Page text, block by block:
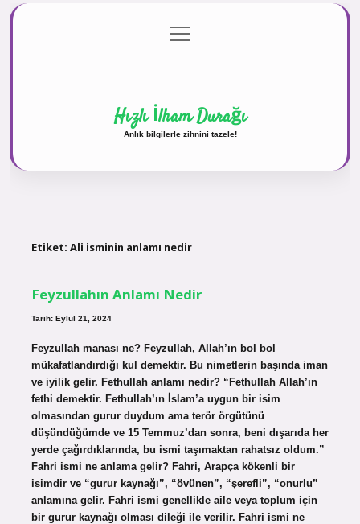
Gizlilik Politikası
menüyü
aç
Hızlı İlham Durağı
Anlık bilgilerle zihnini tazele!
Etiket: Ali isminin anlamı nedir
Feyzullahın Anlamı Nedir
Tarih: Eylül 21, 2024
Feyzullah manası ne? Feyzullah, Allah’ın bol bol
mükafatlandırdığı kul demektir. Bu nimetlerin başında iman
ve iyilik gelir. Fethullah anlamı nedir? “Fethullah Allah’ın
fethi demektir. Fethullah’ın İslam’a uygun bir isim
olmasından gurur duydum ama terör örgütünü
düşündüğümde ve 15 Temmuz’dan sonra, beni dışarıda her
yerde çağırdıklarında, bu ismi taşımaktan rahatsız oldum.”
Fahri ismi ne anlama gelir? Fahri, Arapça kökenli bir
isimdir ve “gurur kaynağı”, “övünen”, “şerefli”, “onurlu”
anlamına gelir. Fahri ismi genellikle aile veya toplum için
bir gurur kaynağı olması dileği ile verilir. Fahri ismi ne